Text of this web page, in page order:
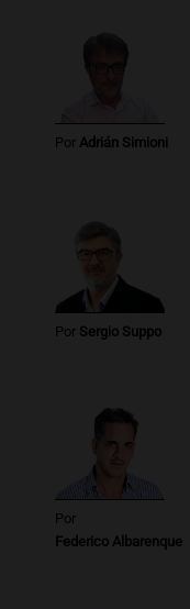
compras
Rosario.
Viva la Radio
Episodios
Amamos
Episodios
Por Adrián Simioni
Por Sergio Suppo
Por
Federico Albarenque